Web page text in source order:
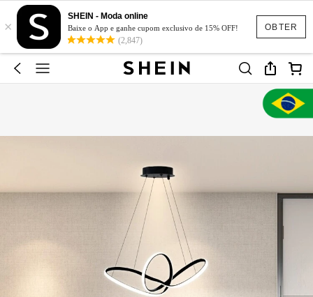
OBTER
×
SHEIN - Moda online
Baixe o App e ganhe cupom exclusivo de 15% OFF!
(2,847)